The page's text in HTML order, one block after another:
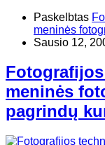
Paskelbtas
meninės
Sausio 12,
meninės
pagrindų